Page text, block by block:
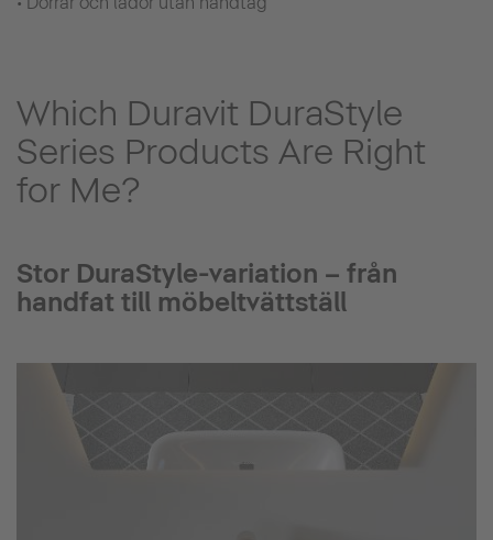
Which Duravit DuraStyle
Series Products Are Right
for Me?
Stor DuraStyle-variation – från
handfat till möbeltvättställ